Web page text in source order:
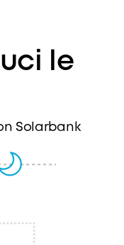
le
Solarbank